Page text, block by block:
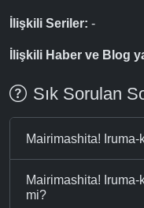
İlişkili Seriler: -
İlişkili Haber ve Blog
Sık Sorulan
Mairimashita!
Mairimashita! Iruma-
mi?